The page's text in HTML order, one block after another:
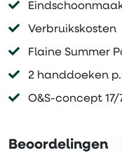
Verbruikskosten
Flaine Summer
2 handdoeken
O&S-concept
Beoordelingen